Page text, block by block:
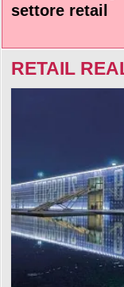
settore retail
RETAIL